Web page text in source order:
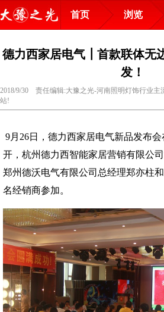
首页 浏览
德力西家居电气┃首款联体无
发！
2018/9/30 责任编辑:大豫之光-河南照明灯饰行业主
站!
9月26日，德力西家居电气新品发布
开，杭州德力西智能家居营销有限公
郑州德沃电气有限公司总经理郑亦柱
名经销商参加。